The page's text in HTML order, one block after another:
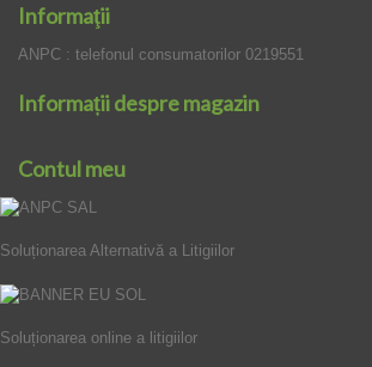
Informaţii
ANPC : telefonul consumatorilor 0219551
Informații despre magazin
Contul meu
Soluționarea Alternativă a Litigiilor
Soluționarea online a litigiilor